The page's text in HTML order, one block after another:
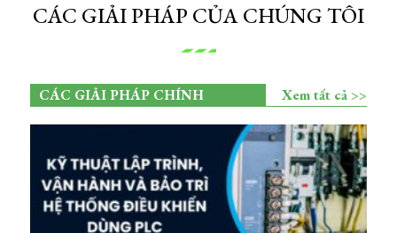
CÁC GIẢI PHÁP CỦA CHÚNG TÔI
CÁC GIẢI PHÁP CHÍNH Xem tất cả >>